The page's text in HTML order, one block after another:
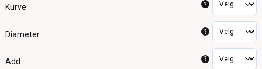
Kurve ?
Diameter ?
Add ?